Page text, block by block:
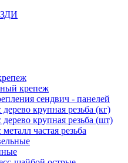
крепеж
сендвич - панелей
крупная резьба (кг)
крупная резьба (шт)
частая резьба